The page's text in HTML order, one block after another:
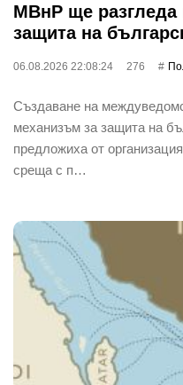
МВнР ще разгледа
защита на
06.08.2026 22:08:24 276
Създаване на
механизъм за защита на
предложиха от
среща с п…